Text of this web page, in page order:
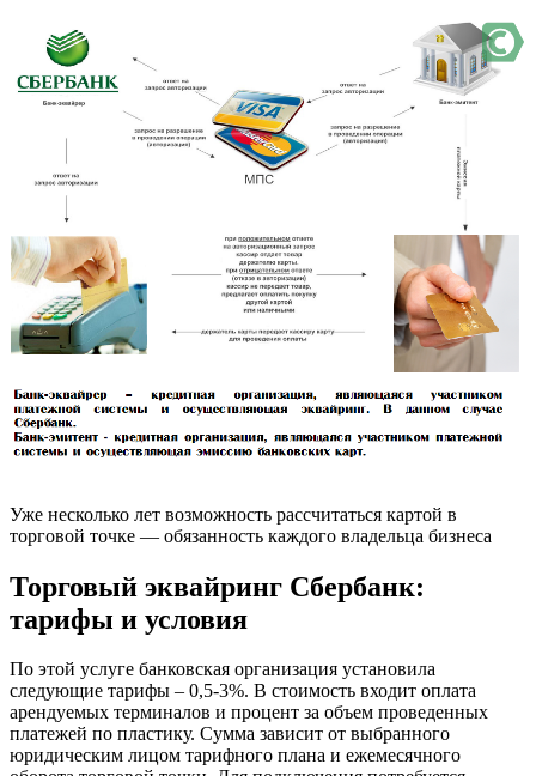
Уже несколько лет возможность рассчитаться картой в
торговой точке — обязанность каждого владельца бизнеса
Торговый эквайринг Сбербанк:
тарифы и условия
По этой услуге банковская организация установила
следующие тарифы – 0,5-3%. В стоимость входит оплата
арендуемых терминалов и процент за объем проведенных
платежей по пластику. Сумма зависит от выбранного
юридическим лицом тарифного плана и ежемесячного